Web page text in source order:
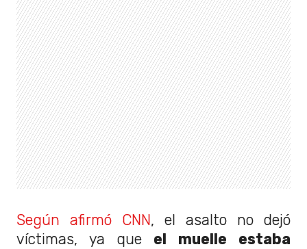
Según afirmó CNN, el asalto no dejó
víctimas, ya que el muelle estaba